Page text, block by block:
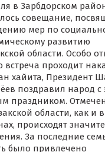
в Зарбдорском
совещание,
мер по
развитию
области. Особо
встреча проходит
хайита, Президент
поздравил народ с
праздником.
области, как и
происходят
За последние
было привлечено